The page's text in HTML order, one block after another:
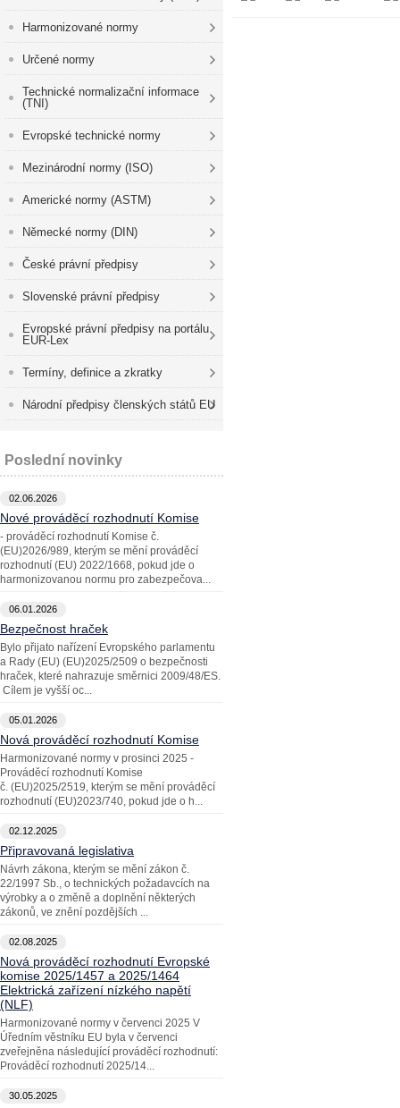
Harmonizované normy
Určené normy
Technické normalizační informace
(TNI)
Evropské technické normy
Mezinárodní normy (ISO)
Americké normy (ASTM)
Německé normy (DIN)
České právní předpisy
Slovenské právní předpisy
Evropské právní předpisy na portálu
EUR-Lex
Termíny, definice a zkratky
Národní předpisy členských států EU
Poslední novinky
02.06.2026
Nové prováděcí rozhodnutí Komise
- prováděcí rozhodnutí Komise č.
(EU)2026/989, kterým se mění prováděcí
rozhodnutí (EU) 2022/1668, pokud jde o
harmonizovanou normu pro zabezpečova...
06.01.2026
Bezpečnost hraček
Bylo přijato nařízení Evropského parlamentu
a Rady (EU) (EU)2025/2509 o bezpečnosti
hraček, které nahrazuje směrnici 2009/48/ES.
Cílem je vyšší oc...
05.01.2026
Nová prováděcí rozhodnutí Komise
Harmonizované normy v prosinci 2025 -
Prováděcí rozhodnutí Komise
č. (EU)2025/2519, kterým se mění prováděcí
rozhodnutí (EU)2023/740, pokud jde o h...
02.12.2025
Připravovaná legislativa
Návrh zákona, kterým se mění zákon č.
22/1997 Sb., o technických požadavcích na
výrobky a o změně a doplnění některých
zákonů, ve znění pozdějších ...
02.08.2025
Nová prováděcí rozhodnutí Evropské
komise 2025/1457 a 2025/1464
Elektrická zařízení nízkého napětí
(NLF)
Harmonizované normy v červenci 2025 V
Úředním věstníku EU byla v červenci
zveřejněna následující prováděcí rozhodnutí:
Prováděcí rozhodnutí 2025/14...
30.05.2025